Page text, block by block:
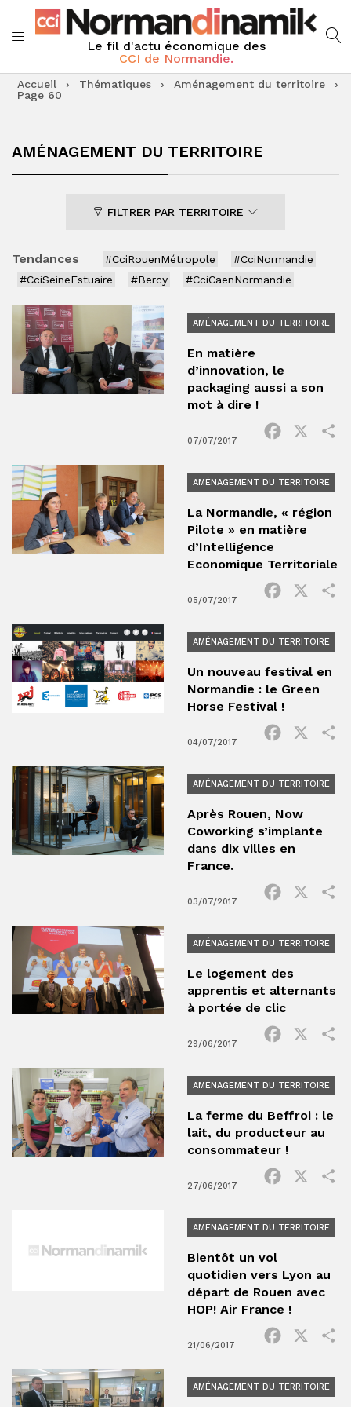
Le fil d'actu économique des
CCI de Normandie.
Accueil › Thématiques › Aménagement du territoire
›
Page 60
AMÉNAGEMENT DU TERRITOIRE
FILTRER PAR TERRITOIRE
Tendances #CciRouenMétropole
#CciNormandie
#CciSeineEstuaire
#Bercy #CciCaenNormandie
AMÉNAGEMENT DU TERRITOIRE
En matière
d’innovation, le
packaging aussi a son
mot à dire !
07/07/2017
Facebook
AMÉNAGEMENT DU TERRITOIRE
La Normandie, « région
Pilote » en matière
d’Intelligence
Economique Territoriale
05/07/2017
Facebook
AMÉNAGEMENT DU TERRITOIRE
Un nouveau festival en
Normandie : le Green
Horse Festival !
04/07/2017
Facebook
AMÉNAGEMENT DU TERRITOIRE
Après Rouen, Now
Coworking s’implante
dans dix villes en
France.
03/07/2017
Facebook
AMÉNAGEMENT DU TERRITOIRE
Le logement des
apprentis et alternants
à portée de clic
29/06/2017
Facebook
AMÉNAGEMENT DU TERRITOIRE
La ferme du Beffroi : le
lait, du producteur au
consommateur !
27/06/2017
Facebook
AMÉNAGEMENT DU TERRITOIRE
Bientôt un vol
quotidien vers Lyon au
départ de Rouen avec
HOP! Air France !
21/06/2017
Facebook
AMÉNAGEMENT DU TERRITOIRE